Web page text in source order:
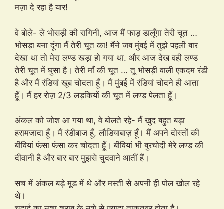
मज़ा दे रहा है यार!
वे बोले- ले भोसड़ी की रागिनी, आज मैं फाड़ डालूँगा तेरी चूत …
भोसड़ा बना दूंगा मैं तेरी चूत का! मैंने जब मुंबई में तुझे पहली बार
देखा था तो मेरा लण्ड खड़ा हो गया था. और आज देख वही लण्ड
तेरी चूत में घुसा है। तेरी माँ की चूत … तू भोसड़ी वाली एकदम रंडी
है और मैं रंडियां खूब चोदता हूँ। मैं मुंबई में रंडियां चोदने ही आता
हूँ। मैं हर रोज़ 2/3 लड़कियों की चूत में लण्ड पेलता हूँ।
अंकल को जोश आ गया था, वे बोलते रहे- मैं खुद बहुत बड़ा
हरामजादा हूँ। मैं रंडीबाज हूँ, लौडियाबाज़ हूँ। मैं अपने दोस्तों की
बीवियां फंसा फंसा कर चोदता हूँ। बीवियां भी बुरचोदी मेरे लण्ड की
दीवानी है और बार बार मुझसे चुदवाने आतीं हैं।
सच में अंकल बड़े मूड में थे और मस्ती से अपनी ही पोल खोल रहे
थे।